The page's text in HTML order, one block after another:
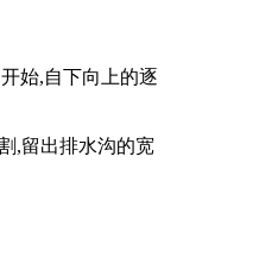
始,自下向上的逐
,留出排水沟的宽